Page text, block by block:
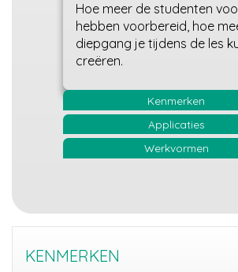
Hoe meer de studenten
hebben voorbereid, hoe
diepgang je tijdens de les
creëren.
Kenmerken
Applicaties
Werkvormen
KENMERKEN